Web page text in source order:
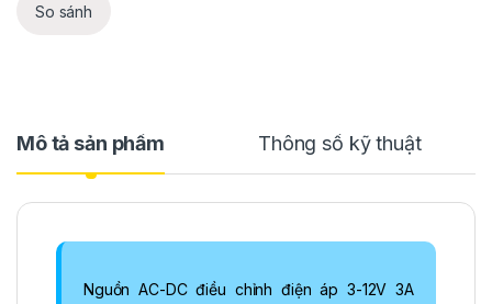
So sánh
Mô tả sản phẩm Thông số kỹ thuật
Nguồn AC-DC điều chỉnh điện áp 3-12V 3A